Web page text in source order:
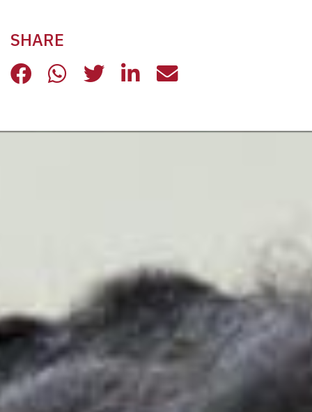
SHARE
SOCIETÀ DI LETTURA 2021,
SOCIETÀ DI LETTURA 2021,
SOCIETÀ DI LETTURA
SOCIETÀ DI
SOCIETÀ DI